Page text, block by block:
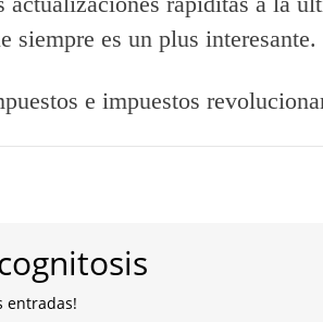
siempre es un plus interesante.
e impuestos
entradas!